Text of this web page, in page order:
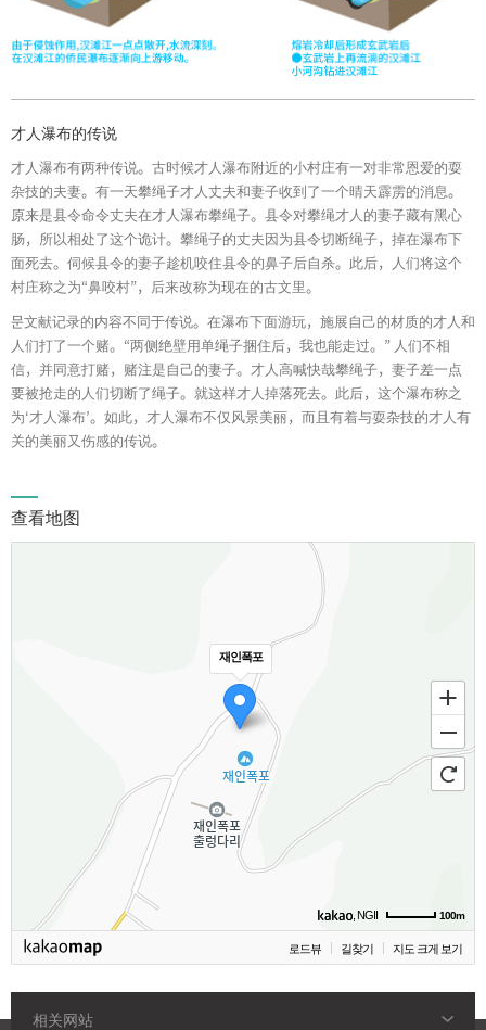
才人瀑布的传说
才人瀑布有两种传说。古时候才人瀑布附近的小村庄有一对非常恩爱的耍
杂技的夫妻。有一天攀绳子才人丈夫和妻子收到了一个晴天霹雳的消息。
原来是县令命令丈夫在才人瀑布攀绳子。县令对攀绳才人的妻子藏有黑心
肠，所以相处了这个诡计。攀绳子的丈夫因为县令切断绳子，掉在瀑布下
面死去。伺候县令的妻子趁机咬住县令的鼻子后自杀。此后，人们将这个
村庄称之为“鼻咬村”，后来改称为现在的古文里。
문文献记录的内容不同于传说。在瀑布下面游玩，施展自己的材质的才人和
人们打了一个赌。“两侧绝壁用单绳子捆住后，我也能走过。” 人们不相
信，并同意打赌，赌注是自己的妻子。才人高喊快哉攀绳子，妻子差一点
要被抢走的人们切断了绳子。就这样才人掉落死去。此后，这个瀑布称之
为‘才人瀑布’。如此，才人瀑布不仅风景美丽，而且有着与耍杂技的才人有
关的美丽又伤感的传说。
查看地图
재인폭포
100m
, NGII
로드뷰 길찾기 지도 크게 보기
相关网站